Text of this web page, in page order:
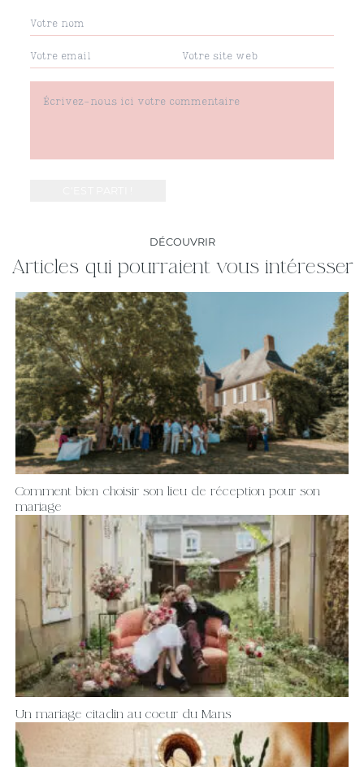
DÉCOUVRIR
Articles qui pourraient vous intéresser
Comment bien choisir son lieu de réception pour son
mariage
Un mariage citadin au coeur du Mans